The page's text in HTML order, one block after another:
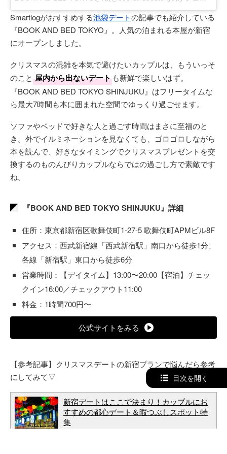
Smartlogがおすすめする池袋デートの記事でも紹介している
『BOOK AND BED TOKYO』。人気の泊まれる本屋が新宿
にオープンしました。
クリスマスの混雑を本気で避けたいカップルは、もういっそ
のこと 屋内から出ないデート も新鮮で楽しいはず。
『BOOK AND BED TOKYO SHINJUKU』はフリータイムな
ら最大7時間も本に囲まれた空間でゆっくり過ごせます。
ソファやベッドで好きな人と過ごす時間はまさに至福のと
き。外でイルミネーションを見なくても、ゴロゴロしながら
本を読んで、好きなタイミングでクリスマスプレゼントを交
換するのものんびりカップルならではの過ごし方で素敵です
ね。
『BOOK AND BED TOKYO SHINJUKU』詳細
住所：東京都新宿区歌舞伎町1-27-5 歌舞伎町APMビル8F
アクセス：西武新宿線「西武新宿駅」南口から徒歩1分、
各線「新宿駅」東口から徒歩6分
営業時間：【デイタイム】13:00〜20:00【宿泊】チェッ
クイン16:00／チェックアウト11:00
料金：1時間700円〜
公式サイトをみる
【参考記事】クリスマスデートの新宿プランで悩んだら参考
にしてみて▽
新宿デートはここで決まり！カップルにお
すすめの都心デート＆暇つぶしスポット特
集
目次を開く